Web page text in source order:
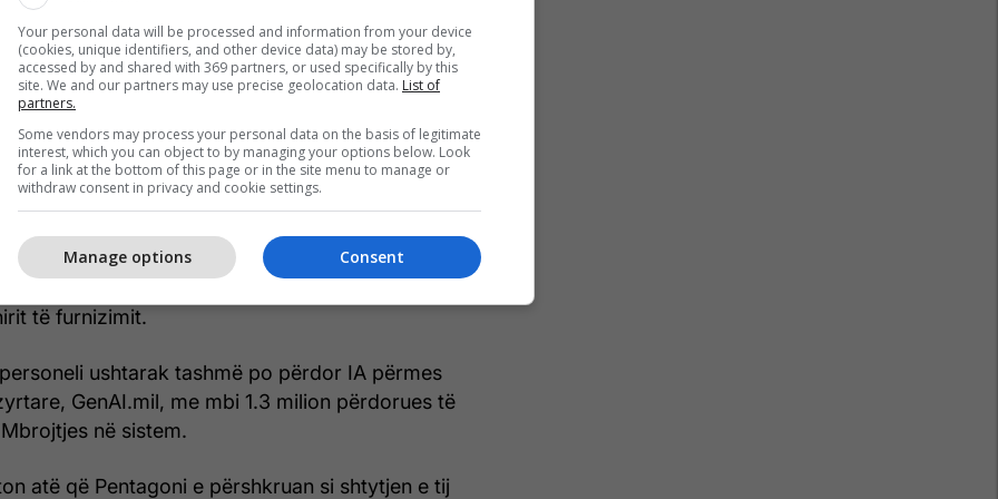
të vërtetë Pentagoni
e IA-së të tetë kompanive tani janë
e klasifikuara në Nivelin e Ndikimit 6, i cili trajton
Nivelin e Ndikimit 7, një përcaktim që mbulon
më të klasifikuara.
teknologjia do të ndihmojë ushtrinë të
duhet për të identifikuar dhe goditur objektivat,
edhe në mirëmbajtjen e armëve dhe
të furnizimit.
ushtarak tashmë po përdor IA përmes
GenAI.mil, me mbi 1.3 milion përdorues të
në sistem.
atë që Pentagoni e përshkruan si shtytjen e tij
Your personal data will be processed and information from your device
(cookies, unique identifiers, and other device data) may be stored by,
accessed by and shared with 369 partners, or used specifically by this
site. We and our partners may use precise geolocation data. List of
partners.
Some vendors may process your personal data on the basis of legitimate
interest, which you can object to by managing your options below. Look
for a link at the bottom of this page or in the site menu to manage or
withdraw consent in privacy and cookie settings.
Consent
Manage options